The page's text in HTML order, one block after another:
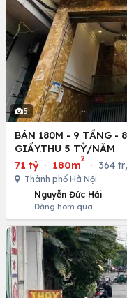
5
BÁN 180M - 9 TẦNG -
GIẤY.THU 5 TỶ/NĂM
71 tỷ · 180m
2
· 364
Thành phố Hà Nội
Nguyễn Đức Hải
Đăng hôm qua